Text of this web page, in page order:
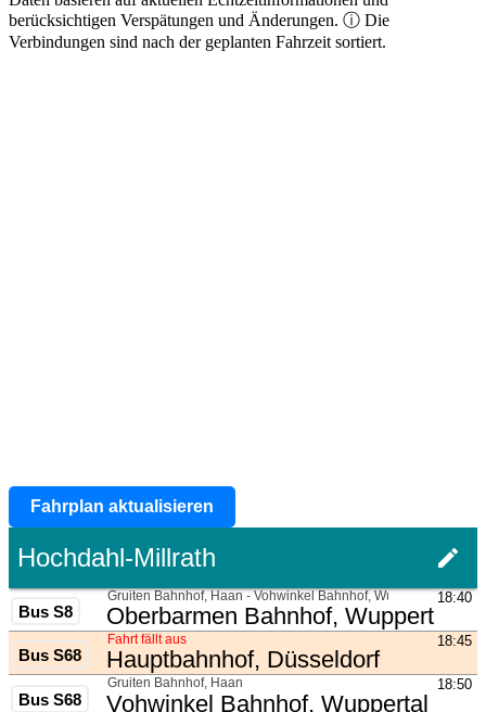
berücksichtigen Verspätungen und Änderungen. ⓘ Die
Verbindungen sind nach der geplanten Fahrzeit sortiert.
Fahrplan aktualisieren